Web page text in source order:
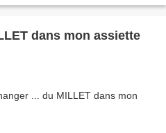
dans mon assiette